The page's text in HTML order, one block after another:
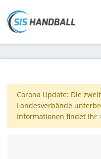
Corona Update: Die
Landesverbände
Informationen findet Ihr